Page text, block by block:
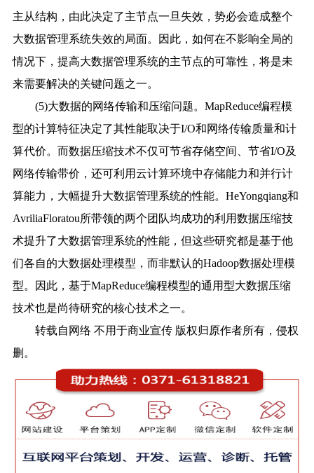
主从结构，由此决定了主节点一旦失效，势必会造成整个
大数据管理系统失效的局面。因此，如何在不影响全局的
情况下，提高大数据管理系统的主节点的可靠性，将是未
来需要解决的关键问题之一。
(5)大数据的网络传输和压缩问题。MapReduce编程模
型的计算特征决定了其性能取决于I/O和网络传输质量和计
算代价。而数据压缩技术不仅可节省存储空间、节省I/O及
网络传输带价，还可利用云计算环境中存储能力和并行计
算能力，大幅提升大数据管理系统的性能。HeYongqiang和
AvriliaFloratou所带领的两个团队均成功的利用数据压缩技
术提升了大数据管理系统的性能，但这些研究都是基于他
们各自的大数据处理模型，而非默认的Hadoop数据处理模
型。因此，基于MapReduce编程模型的通用型大数据压缩
技术也是尚待研究的核心技术之一。
转载自网络 不用于商业宣传 版权归原作者所有，侵权
删。